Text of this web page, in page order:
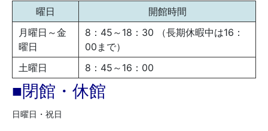
曜日
開館時間
月曜日～金
曜日
8：45～18：30 （長期休暇中は16：
00まで）
土曜日
8：45～16：00
■閉館・休館
日曜日・祝日